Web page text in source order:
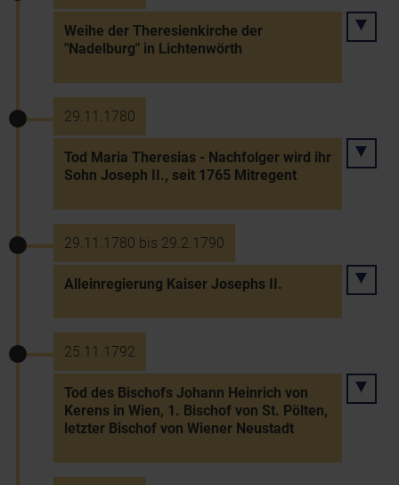
Weihe der Theresienkirche der
"Nadelburg" in Lichtenwörth
29.11.1780
Tod Maria Theresias - Nachfolger wird ihr
Sohn Joseph II., seit 1765 Mitregent
29.11.1780 bis 29.2.1790
Alleinregierung Kaiser Josephs II.
25.11.1792
Tod des Bischofs Johann Heinrich von
Kerens in Wien, 1. Bischof von St. Pölten,
letzter Bischof von Wiener Neustadt